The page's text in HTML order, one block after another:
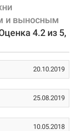
оснащена
A. Керамический
Защита от
гибкой пружины.
комплектация
ответственности
и выносным
4.2 из 5,
20.10.2019
25.08.2019
10.05.2018